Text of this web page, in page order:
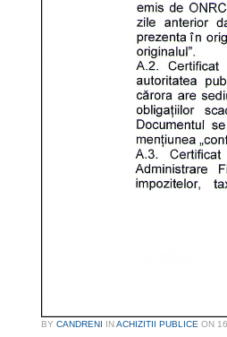
BY CANDRENI INACHIZITII PUBLICE ON